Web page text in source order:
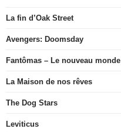
La fin d’Oak Street
Avengers: Doomsday
Fantômas – Le nouveau monde
La Maison de nos rêves
The Dog Stars
Leviticus